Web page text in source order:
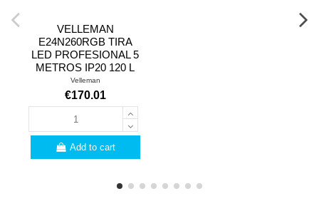
VELLEMAN
E24N260RGB TIRA
LED PROFESIONAL 5
METROS IP20 120 L
Velleman
€170.01
Add to cart